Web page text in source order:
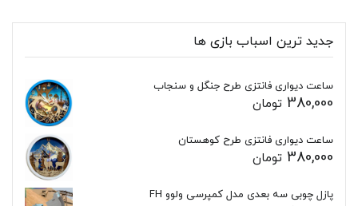
جدید ترین اسباب بازی ها
ساعت دیواری فانتزی طرح جنگل و سنجاب
380,000 تومان
ساعت دیواری فانتزی طرح کوهستان
380,000 تومان
پازل چوبی سه بعدی مدل کمپرسی ولوو FH